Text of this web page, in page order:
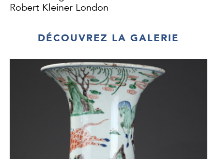
Robert Kleiner London
DÉCOUVREZ LA GALERIE